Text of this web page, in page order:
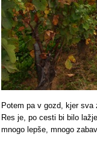
Potem pa v gozd, kjer sva
Res je, po cesti bi bilo
mnogo lepše, mnogo